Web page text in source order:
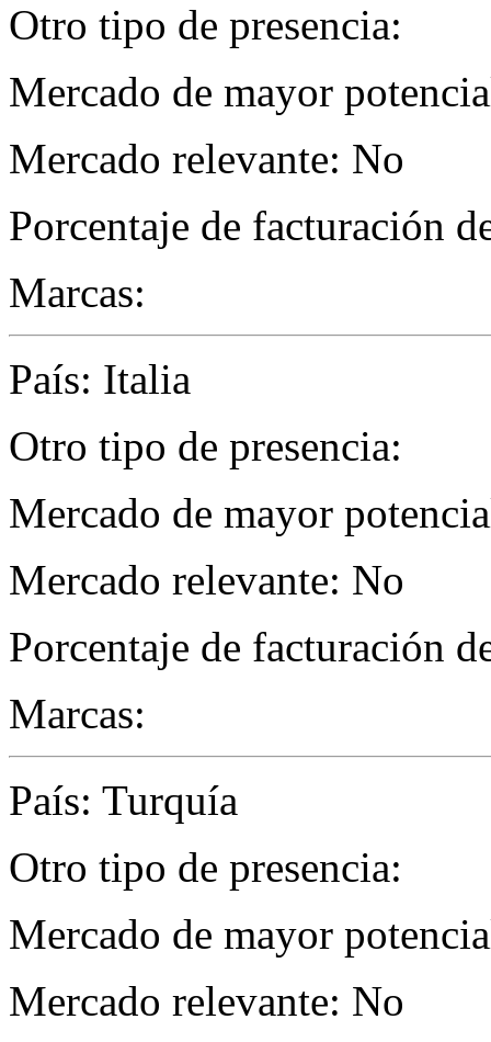
Otro tipo de presencia:
Mercado de mayor
Mercado relevante: No
Porcentaje de facturación
Marcas:
País: Italia
Otro tipo de presencia:
Mercado de mayor
Mercado relevante: No
Porcentaje de facturación
Marcas:
País: Turquía
Otro tipo de presencia:
Mercado de mayor
Mercado relevante: No